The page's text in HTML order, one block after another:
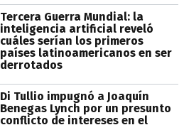
Tercera Guerra Mundial: la
inteligencia artificial reveló
cuáles serían los primeros
países latinoamericanos en ser
derrotados
Di Tullio impugnó a Joaquín
Benegas Lynch por un presunto
conflicto de intereses en el